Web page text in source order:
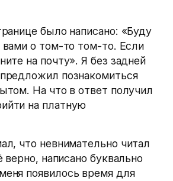
было написано: «Буду
вами о том-то том-то. Если
на почту». Я без задней
познакомиться
На что в ответ получил
на платную
что невнимательно читал
верно, написано буквально
появилось время для